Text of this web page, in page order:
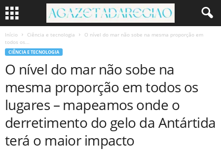
Início Ciência e tecnologia
O nível do mar não sobe na mesma proporção em
todos os...
CIÊNCIA E TECNOLOGIA
O nível do mar não sobe na
mesma proporção em todos os
lugares – mapeamos onde o
derretimento do gelo da Antártida
terá o maior impacto